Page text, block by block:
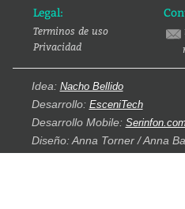
Legal:
Terminos de uso
Privacidad
Idea: Nacho Bellido
Desarrollo: EsceniTech
Desarrollo Mobile:
Diseño: Anna Torner / Anna